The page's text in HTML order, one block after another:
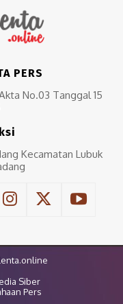
PERS
No.03 Tanggal 15
Kecamatan Lubuk
Siber
Pers